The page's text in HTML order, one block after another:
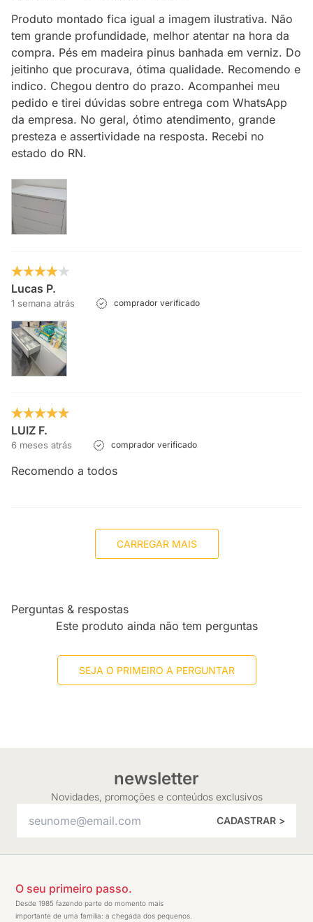
Produto montado fica igual a imagem ilustrativa. Não
tem grande profundidade, melhor atentar na hora da
compra. Pés em madeira pinus banhada em verniz. Do
jeitinho que procurava, ótima qualidade. Recomendo e
indico. Chegou dentro do prazo. Acompanhei meu
pedido e tirei dúvidas sobre entrega com WhatsApp
da empresa. No geral, ótimo atendimento, grande
presteza e assertividade na resposta. Recebi no
estado do RN.
Lucas P.
1 semana atrás comprador verificado
LUIZ F.
6 meses atrás comprador verificado
Recomendo a todos
CARREGAR MAIS
Perguntas & respostas
Este produto ainda não tem perguntas
SEJA O PRIMEIRO A PERGUNTAR
newsletter
Novidades, promoções e conteúdos exclusivos
CADASTRAR >
O seu primeiro passo.
Desde 1985 fazendo parte do momento mais
importante de uma família: a chegada dos pequenos.